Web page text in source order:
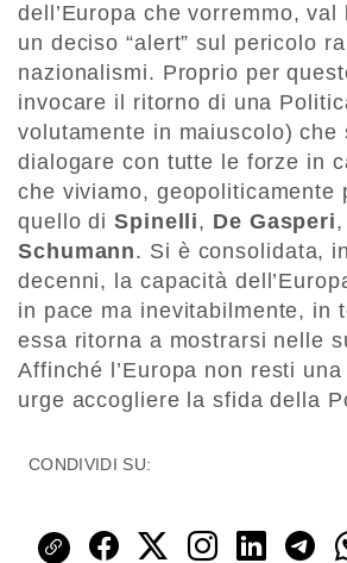
dell’Europa che vorremmo,
un deciso “alert” sul pericolo
nazionalismi. Proprio per
invocare il ritorno di una
volutamente in maiuscolo) che
dialogare con tutte le forze in
che viviamo, geopoliticamente
quello diSpinelli, De Gasperi,
Schumann. Si è consolidata,
decenni, la capacità
in pace ma inevitabilmente, in
essa ritorna a mostrarsi nelle
Affinché l’Europa non resti
urge accogliere la sfida della
CONDIVIDI SU: